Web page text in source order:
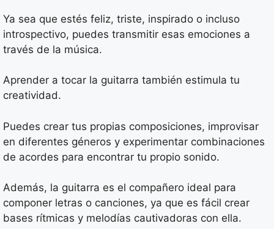
Ya sea que estés feliz, triste, inspirado o incluso
introspectivo, puedes transmitir esas emociones a
través de la música.
Aprender a tocar la guitarra también estimula tu
creatividad.
Puedes crear tus propias composiciones, improvisar
en diferentes géneros y experimentar combinaciones
de acordes para encontrar tu propio sonido.
Además, la guitarra es el compañero ideal para
componer letras o canciones, ya que es fácil crear
bases rítmicas y melodías cautivadoras con ella.